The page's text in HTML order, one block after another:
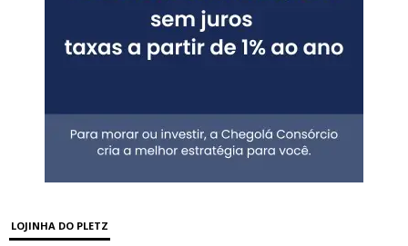
LOJINHA DO PLETZ